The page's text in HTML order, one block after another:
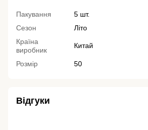
Пакування
5 шт.
Сезон
Літо
Країна
виробник
Китай
Розмір 50
Відгуки